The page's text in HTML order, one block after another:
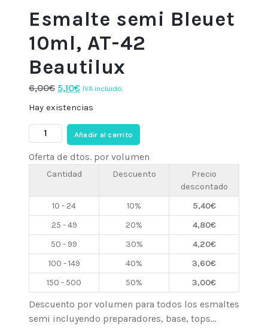
Esmalte semi Bleuet
10ml, AT-42
Beautilux
6,00€ El
precio
era:
6,00€.
5,10€El
precio
es:
5,10€.
IVA incluido.
Hay existencias
Esmalte
semi
Bleuet
10ml,
Beautilux
cantidad
Añadir al carrito
Oferta de dtos. por volumen
Cantidad Descuento
Precio
descontado
10 - 24
10% 5,40€
25 - 49
20% 4,80€
50 - 99
30% 4,20€
100 - 149
40% 3,60€
150 - 500
50% 3,00€
Descuento por volumen para todos los esmaltes
semi incluyendo preparadores, base, tops...